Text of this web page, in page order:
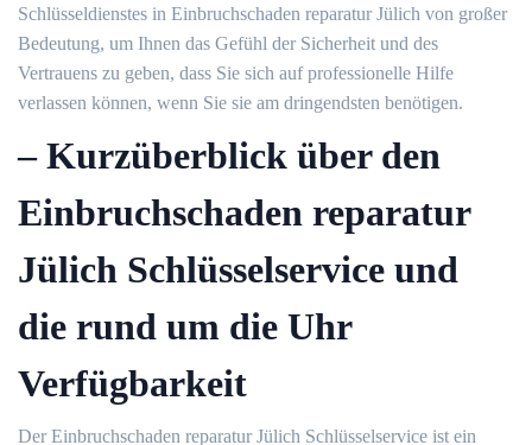
Schlüsseldienstes in Einbruchschaden reparatur Jülich von großer
Bedeutung, um Ihnen das Gefühl der Sicherheit und des
Vertrauens zu geben, dass Sie sich auf professionelle Hilfe
verlassen können, wenn Sie sie am dringendsten benötigen.​
– Kurzüberblick über den
Einbruchschaden reparatur
Jülich Schlüsselservice und
die rund um die Uhr
Verfügbarkeit
Der Einbruchschaden reparatur Jülich Schlüsselservice ist ein